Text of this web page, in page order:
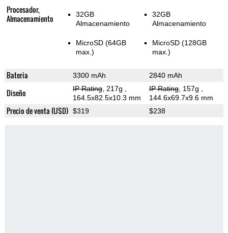
Procesador,
Almacenamiento
32GB
Almacenamiento
MicroSD (64GB
max.)
32GB
Almacenamiento
MicroSD (128GB
max.)
Bateria 3300 mAh 2840 mAh
Diseño IP Rating, 217g
164.5x82.5x10.3 mm
IP Rating, 157g
144.6x69.7x9.6 mm
Precio de venta (USD) $319 $238